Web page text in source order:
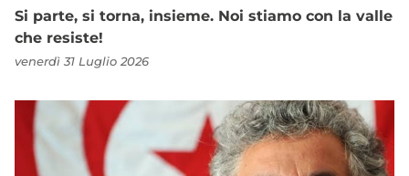
Si parte, si torna, insieme. Noi stiamo con la valle
che resiste!
venerdì 31 Luglio 2026